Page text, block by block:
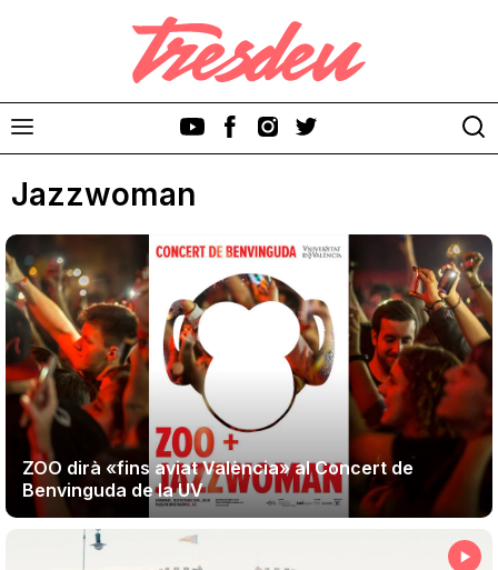
Discos
Videoclips
Cinema i Televisió
Festivals
Teatre
Jazzwoman
ZOO dirà «fins aviat València» al Concert de
Benvinguda de la UV